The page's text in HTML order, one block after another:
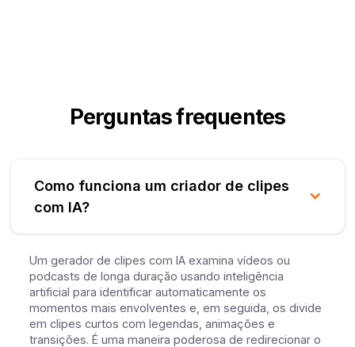
Perguntas frequentes
Como funciona um criador de clipes
com IA?
Um gerador de clipes com IA examina vídeos ou
podcasts de longa duração usando inteligência
artificial para identificar automaticamente os
momentos mais envolventes e, em seguida, os divide
em clipes curtos com legendas, animações e
transições. É uma maneira poderosa de redirecionar o